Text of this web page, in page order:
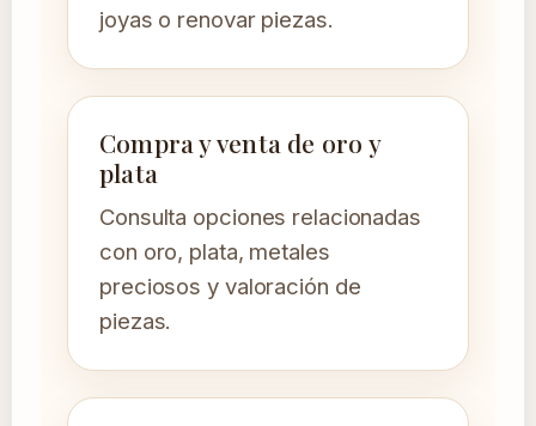
joyas o renovar piezas.
Compra y venta de oro y
plata
Consulta opciones relacionadas
con oro, plata, metales
preciosos y valoración de
piezas.